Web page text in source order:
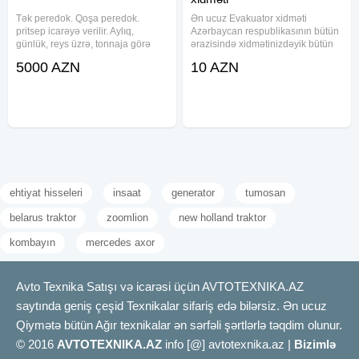
Tək peredok. Qoşa peredok.
pritsep icarəyə verilir. Aylıq,
günlük, reys üzrə, tonnaja görə
5000 AZN
Ən ucuz Evakuator xidməti
Azərbaycan respublikasının bütün
ərazisində xidmətinizdəyik bütün
yüklerin daşınması.7/24.Əlavə
10 AZN
ehtiyat hisseleri insaat generator tumosan
belarus traktor zoomlion new holland traktor
kombayın mercedes axor
Avto Texnika Satışı və icarəsi üçün AVTOTEXNIKA.AZ
saytında geniş çeşid Texnikalar sifariş edə bilərsiz. Ən ucuz
Qiymətə bütün Ağır texnikalar ən sərfəli şərtlərlə təqdim olunur.
© 2016 AVTOTEXNIKA.AZ info [@] avtotexnika.az | Bizimlə